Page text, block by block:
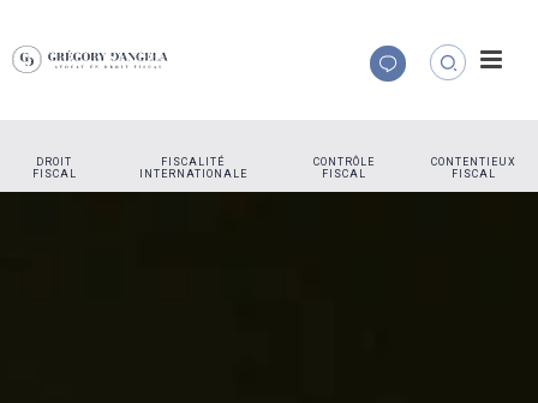
DROIT
FISCAL
FISCALITÉ
INTERNATIONALE
CONTRÔLE
FISCAL
CONTENTIEUX
FISCAL